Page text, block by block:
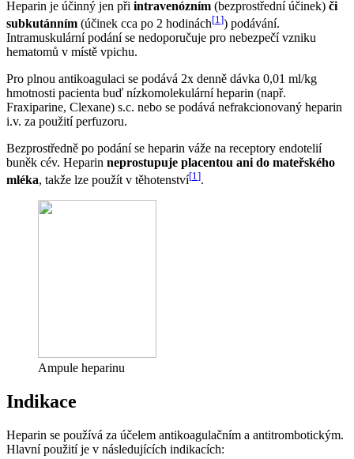
Heparin je účinný jen při intravenózním (bezprostřední účinek) či
subkutánním (účinek cca po 2 hodinách[1 ]) podávání.
Intramuskulární podání se nedoporučuje pro nebezpečí vzniku
hematomů v místě vpichu.
Pro plnou antikoagulaci se podává 2x denně dávka 0,01 ml/kg
hmotnosti pacienta buď nízkomolekulární heparin (např.
Fraxiparine, Clexane) s.c. nebo se podává nefrakcionovaný heparin
i.v. za použití perfuzoru.
Bezprostředně po podání se heparin váže na receptory endotelií
buněk cév. Heparin neprostupuje placentou ani do mateřského
mléka, takže lze použít v těhotenství[1].
Ampule heparinu
Indikace
Heparin se používá za účelem antikoagulačním a antitrombotickým.
Hlavní použití je v následujících indikacích: